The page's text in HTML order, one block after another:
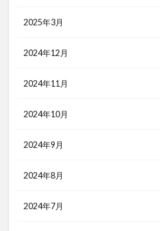
2025年3月
2024年12月
2024年11月
2024年10月
2024年9月
2024年8月
2024年7月